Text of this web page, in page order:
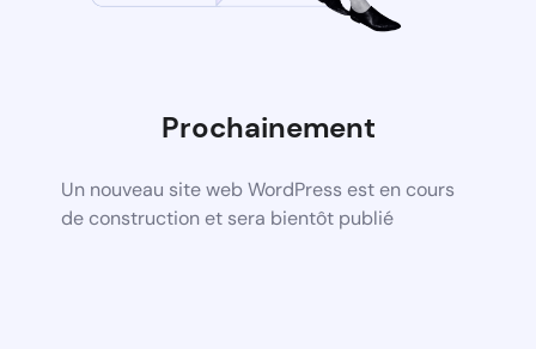
Prochainement
Un nouveau site web WordPress est en cours
de construction et sera bientôt publié